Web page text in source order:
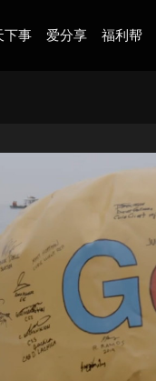
下事 爱分享 福利帮